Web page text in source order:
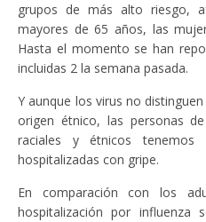
grupos de más alto riesgo,
mayores de 65 años, las
Hasta el momento se han
incluidas 2 la semana pasada.
Y aunque los virus no
origen étnico, las personas
raciales y étnicos tenemos
hospitalizadas con gripe.
En comparación con los
hospitalización por